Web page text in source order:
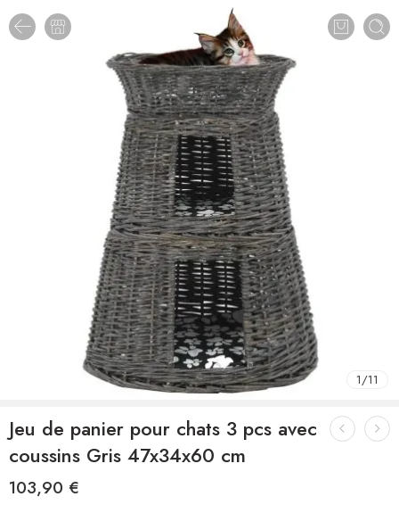
1/11
Jeu de panier pour chats 3 pcs avec
coussins Gris 47x34x60 cm
103,90 €